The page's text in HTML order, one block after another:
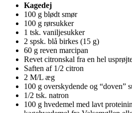
Kagedej
100 g blødt smør
100 g rørsukker
1 tsk. vaniljesukker
2 spsk. blå birkes (15 g)
60 g reven marcipan
Revet citronskal fra en hel
Saften af 1/2 citron
2 M/L æg
100 g overskydende og “doven”
1/2 tsk. natron
100 g hvedemel med lavt